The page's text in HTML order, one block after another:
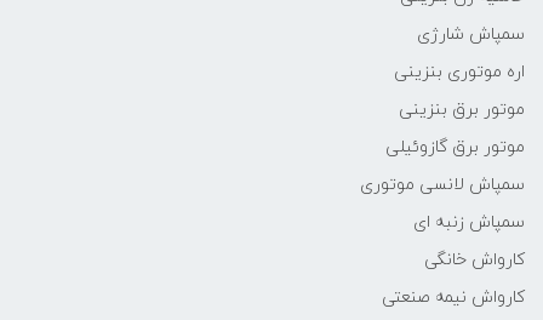
سمپاش شارژی
اره موتوری بنزینی
موتور برق بنزینی
موتور برق گازوئیلی
سمپاش لانسی موتوری
سمپاش زنبه ای
کارواش خانگی
کارواش نیمه صنعتی